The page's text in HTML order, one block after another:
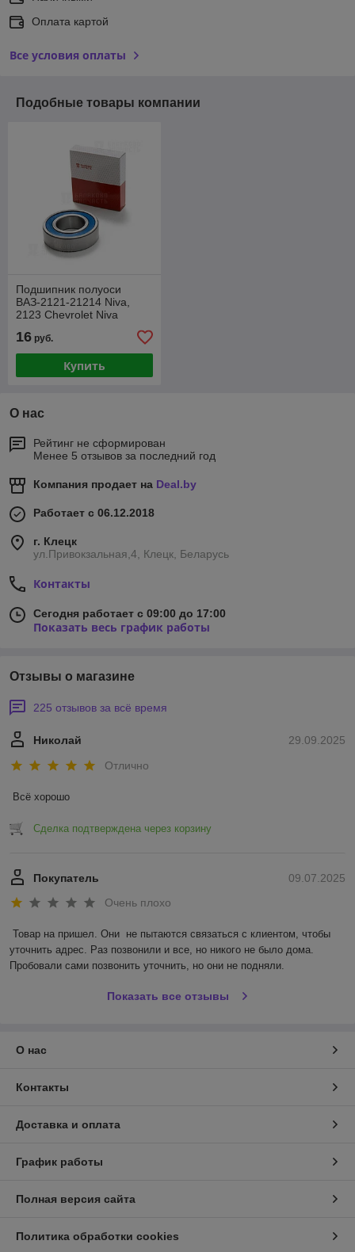
Оплата картой
Все условия оплаты
Подобные товары компании
Подшипник полуоси
ВАЗ-2121-21214 Niva,
2123 Chevrolet Niva
16 руб.
Купить
О нас
Рейтинг не сформирован
Менее 5 отзывов за последний год
Компания продает на Deal.by
Работает с 06.12.2018
г. Клецк
ул.Привокзальная,4, Клецк, Беларусь
Контакты
Сегодня работает с 09:00 до 17:00
Показать весь график работы
Отзывы о магазине
225 отзывов за всё время
29.09.2025
Николай
Отлично
Всё хорошо
Сделка подтверждена через корзину
09.07.2025
Покупатель
Очень плохо
Товар на пришел. Они  не пытаются связаться с клиентом, чтобы
уточнить адрес. Раз позвонили и все, но никого не было дома.
Пробовали сами позвонить уточнить, но они не подняли.
Показать все отзывы
О нас
Контакты
Доставка и оплата
График работы
Полная версия сайта
Политика обработки cookies